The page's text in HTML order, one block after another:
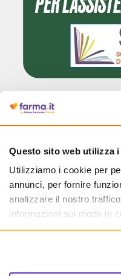
Questo sito web utilizza
Utilizziamo i cookie per
annunci, per fornire
analizzare il nostro
informazioni sul modo in
partner che si occupano
informazioni che hai
tuo utilizzo dei loro servizi.
autorizzata dal Ministero della